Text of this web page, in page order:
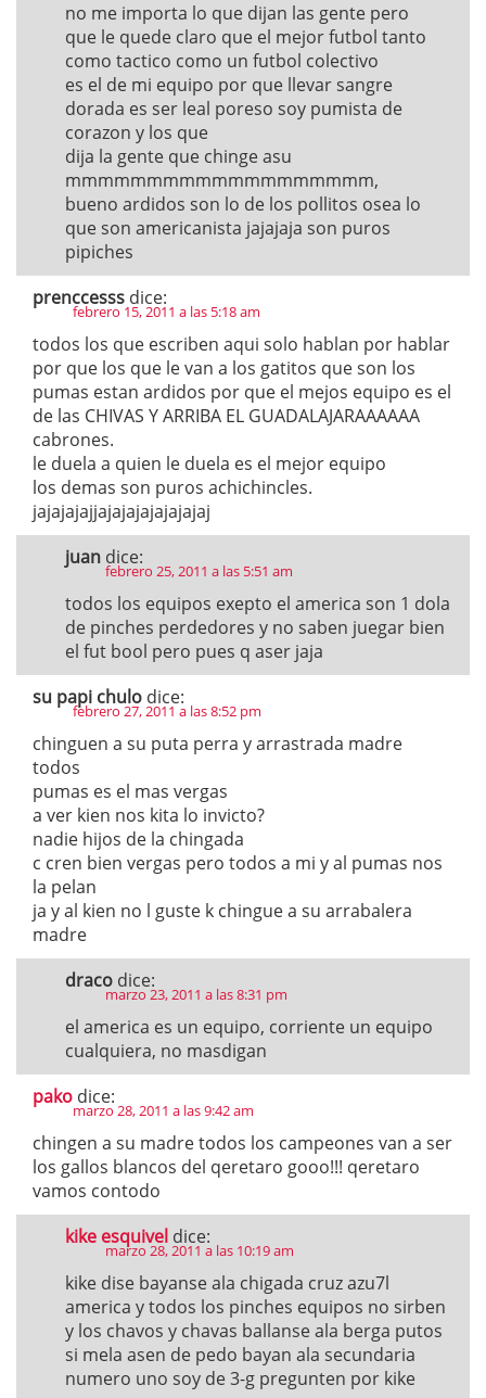
no me importa lo que dijan las gente pero
que le quede claro que el mejor futbol tanto
como tactico como un futbol colectivo
es el de mi equipo por que llevar sangre
dorada es ser leal poreso soy pumista de
corazon y los que
dija la gente que chinge asu
mmmmmmmmmmmmmmmmmmm,
bueno ardidos son lo de los pollitos osea lo
que son americanista jajajaja son puros
pipiches
prenccesss dice:
febrero 15, 2011 a las 5:18 am
todos los que escriben aqui solo hablan por hablar
por que los que le van a los gatitos que son los
pumas estan ardidos por que el mejos equipo es el
de las CHIVAS Y ARRIBA EL GUADALAJARAAAAAA
cabrones.
le duela a quien le duela es el mejor equipo
los demas son puros achichincles.
jajajajajjajajajajajajajaj
juan dice:
febrero 25, 2011 a las 5:51 am
todos los equipos exepto el america son 1 dola
de pinches perdedores y no saben juegar bien
el fut bool pero pues q aser jaja
su papi chulo dice:
febrero 27, 2011 a las 8:52 pm
chinguen a su puta perra y arrastrada madre
todos
pumas es el mas vergas
a ver kien nos kita lo invicto?
nadie hijos de la chingada
c cren bien vergas pero todos a mi y al pumas nos
la pelan
ja y al kien no l guste k chingue a su arrabalera
madre
draco dice:
marzo 23, 2011 a las 8:31 pm
el america es un equipo, corriente un equipo
cualquiera, no masdigan
pako dice:
marzo 28, 2011 a las 9:42 am
chingen a su madre todos los campeones van a ser
los gallos blancos del qeretaro gooo!!! qeretaro
vamos contodo
kike esquivel dice:
marzo 28, 2011 a las 10:19 am
kike dise bayanse ala chigada cruz azu7l
america y todos los pinches equipos no sirben
y los chavos y chavas ballanse ala berga putos
si mela asen de pedo bayan ala secundaria
numero uno soy de 3-g pregunten por kike